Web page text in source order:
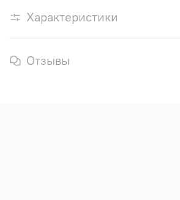
Характеристики
Отзывы